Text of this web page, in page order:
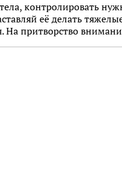
контролировать
её делать
На притворство